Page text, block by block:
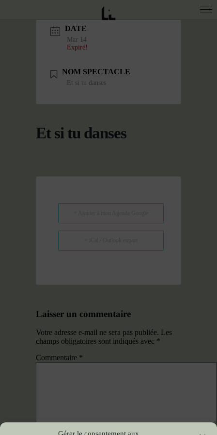
DATE
Mar 14
Expiré!
NOM SPECTACLE
Et si tu danses
Et si tu danses
Laisser un commentaire
Votre adresse e-mail ne sera pas publiée. Les
champs obligatoires sont indiqués avec *
Commentaire *